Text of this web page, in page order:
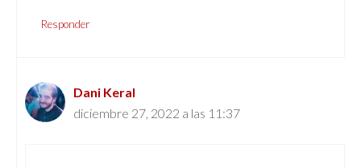
Responder
Dani Keral
diciembre 27, 2022 a las 11:37